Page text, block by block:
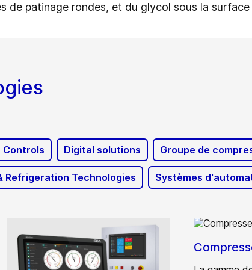
de patinage rondes, et du glycol sous la
Controls Digital solutions Groupe de
Refrigeration Technologies Systèmes